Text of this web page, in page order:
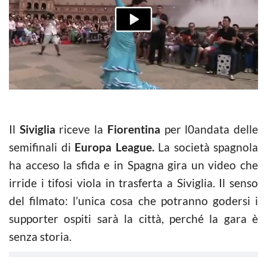
Il Siviglia riceve la Fiorentina per l0andata delle
semifinali di Europa League.La società spagnola
ha acceso la sfida e in Spagna gira un video che
irride i tifosi viola in trasferta a Siviglia. Il senso
del filmato: l’unica cosa che potranno godersi i
supporter ospiti sarà la città, perché la gara è
senza storia.